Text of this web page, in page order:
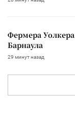
Фермера
Барнаула
29 минут назад